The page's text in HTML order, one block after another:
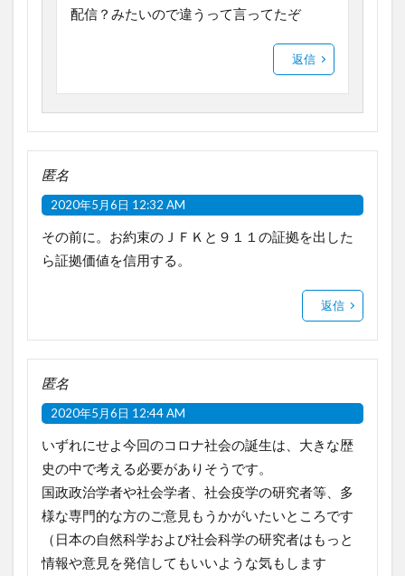
配信？みたいので違うって言ってたぞ
返信
匿名
2020年5月6日 12:32 AM
その前に。お約束のＪＦＫと９１１の証拠を出した
ら証拠価値を信用する。
返信
匿名
2020年5月6日 12:44 AM
いずれにせよ今回のコロナ社会の誕生は、大きな歴
史の中で考える必要がありそうです。
国政政治学者や社会学者、社会疫学の研究者等、多
様な専門的な方のご意見もうかがいたいところです
（日本の自然科学および社会科学の研究者はもっと
情報や意見を発信してもいいような気もします